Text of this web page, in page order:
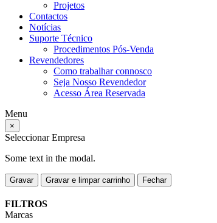
Projetos
Contactos
Notícias
Suporte Técnico
Procedimentos Pós-Venda
Revendedores
Como trabalhar connosco
Seja Nosso Revendedor
Acesso Área Reservada
Menu
×
Seleccionar Empresa
Some text in the modal.
Gravar Gravar e limpar carrinho Fechar
FILTROS
Marcas